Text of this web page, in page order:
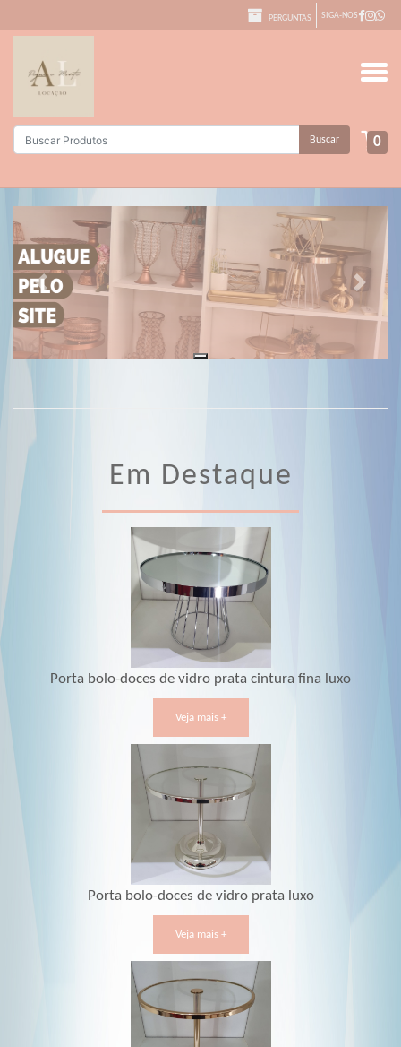
PERGUNTAS SIGA-NOS
Buscar 0
Em Destaque
Porta bolo-doces de vidro prata cintura fina luxo
Veja mais +
Porta bolo-doces de vidro prata luxo
Veja mais +